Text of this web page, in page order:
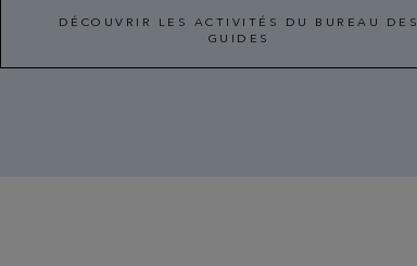
DÉCOUVRIR LES ACTIVITÉS DU BUREAU DES
GUIDES